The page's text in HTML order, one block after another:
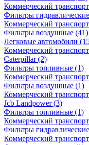
Коммерческий транспорт
Фильтры гидравлические
Коммерческий транспорт
Фильтры воздушные (41)
Легковые автомобили
Коммерческий транспорт
Caterpillar(2)
Фильтры топливные (1)
Коммерческий транспорт
Фильтры воздушные (1)
Коммерческий транспорт
Jcb Landpower(3)
Фильтры топливные (1)
Коммерческий транспорт
Фильтры гидравлические
Коммерческий транспорт